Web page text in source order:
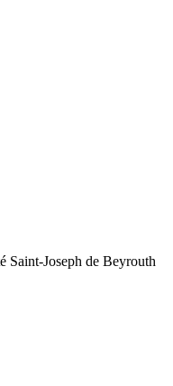
Saint-Joseph de Beyrouth